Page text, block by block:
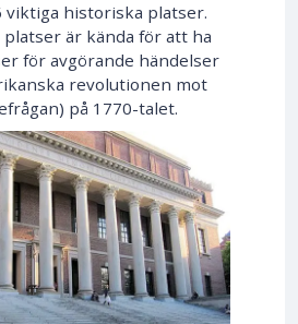
viktiga historiska platser.
platser är kända för att ha
för avgörande händelser
revolutionen mot
på 1770-talet.